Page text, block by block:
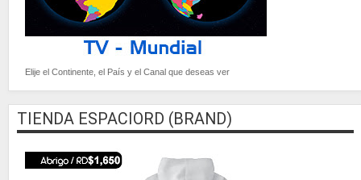
Elije el Continente, el País y el Canal que deseas ver
TIENDA ESPACIORD (BRAND)